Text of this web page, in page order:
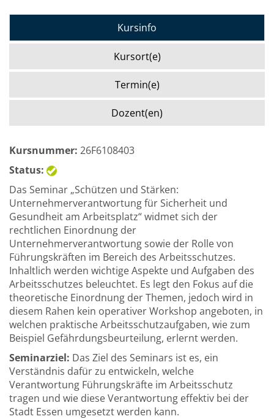
Kursinfo
Kursort(e)
Termin(e)
Dozent(en)
Kursnummer: 26F6108403
Status:
Das Seminar „Schützen und Stärken:
Unternehmerverantwortung für Sicherheit und
Gesundheit am Arbeitsplatz“ widmet sich der
rechtlichen Einordnung der
Unternehmerverantwortung sowie der Rolle von
Führungskräften im Bereich des Arbeitsschutzes.
Inhaltlich werden wichtige Aspekte und Aufgaben des
Arbeitsschutzes beleuchtet. Es legt den Fokus auf die
theoretische Einordnung der Themen, jedoch wird in
diesem Rahen kein operativer Workshop angeboten, in
welchen praktische Arbeitsschutzaufgaben, wie zum
Beispiel Gefährdungsbeurteilung, erlernt werden.
Seminarziel: Das Ziel des Seminars ist es, ein
Verständnis dafür zu entwickeln, welche
Verantwortung Führungskräfte im Arbeitsschutz
tragen und wie diese Verantwortung effektiv bei der
Stadt Essen umgesetzt werden kann.